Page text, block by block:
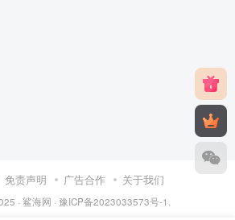
免责声明 广告合作 关于我们
· 鲨海网 · 豫ICP备2023033573号-1